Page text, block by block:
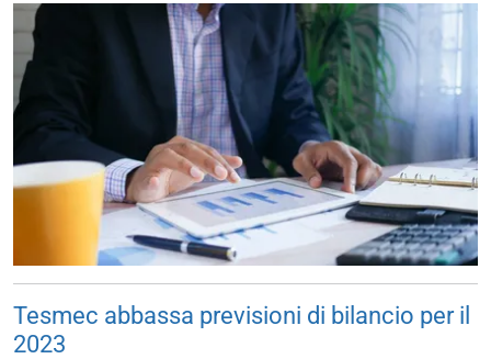
Tesmec abbassa previsioni di bilancio per il
2023